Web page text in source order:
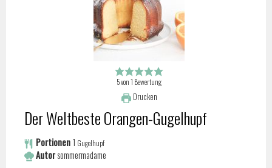
5von1 Bewertung
Drucken
Der Weltbeste Orangen-Gugelhupf
Portionen1 Gugelhupf
Autorsommermadame